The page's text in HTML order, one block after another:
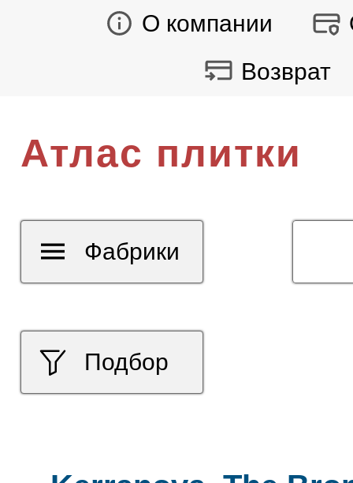
О компании
Возврат
Атлас плитки
Подбор
Фабрики